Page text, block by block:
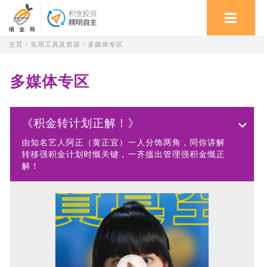
主页 / 实用工具及资源 / 多媒体专区
多媒体专区
《积金转计划正解！》
由知名艺人阿正（黄正宜）一人分饰两角，同你讲解
转移强积金计划时慨关键，一齐搵出管理强积金慨正
解！